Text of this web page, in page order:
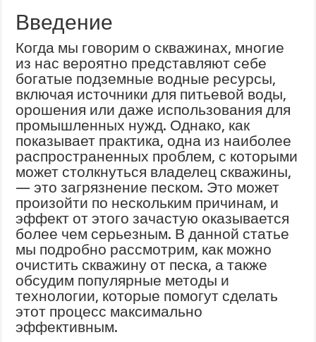
Введение
Когда мы говорим о скважинах, многие
из нас вероятно представляют себе
богатые подземные водные ресурсы,
включая источники для питьевой воды,
орошения или даже использования для
промышленных нужд. Однако, как
показывает практика, одна из наиболее
распространенных проблем, с которыми
может столкнуться владелец скважины,
— это загрязнение песком. Это может
произойти по нескольким причинам, и
эффект от этого зачастую оказывается
более чем серьезным. В данной статье
мы подробно рассмотрим, как можно
очистить скважину от песка, а также
обсудим популярные методы и
технологии, которые помогут сделать
этот процесс максимально
эффективным.